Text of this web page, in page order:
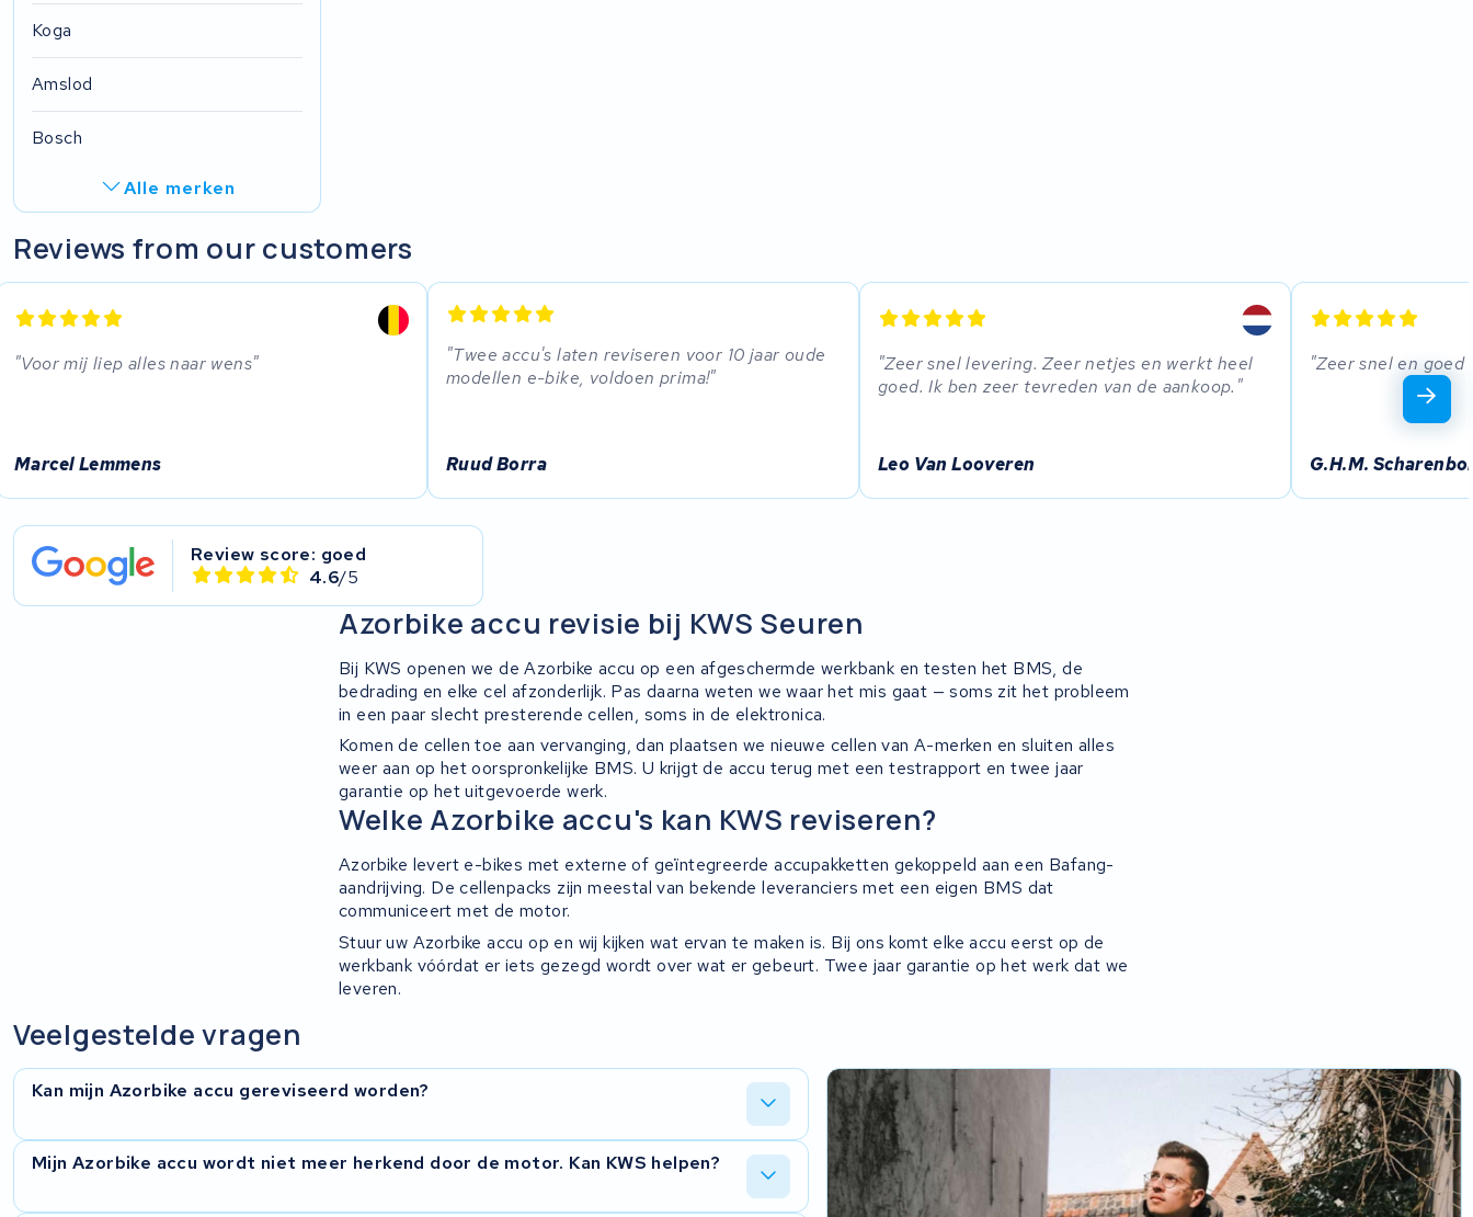
Koga
Amslod
Bosch
Alle merken
R.A.T. Holland
Ghost
Life&Mobility
Devron
Derby cycle
Schwinn
Tounis
Sundvall
Reviews from our customers
Voor mij liep alles naar wens
Marcel Lemmens
Twee accu's laten reviseren voor 10 jaar oude
modellen e-bike, voldoen prima!
Ruud Borra
Zeer snel levering. Zeer netjes en werkt heel
goed. Ik ben zeer tevreden van de aankoop.
Leo Van Looveren
Zeer snel en goed
G.H.M.
Review score: goed
4.6/5
Azorbike accu revisie bij KWS Seuren
Bij KWS openen we de Azorbike accu op een afgeschermde werkbank en testen het BMS, de
bedrading en elke cel afzonderlijk. Pas daarna weten we waar het mis gaat — soms zit het probleem
in een paar slecht presterende cellen, soms in de elektronica.
Komen de cellen toe aan vervanging, dan plaatsen we nieuwe cellen van A-merken en sluiten alles
weer aan op het oorspronkelijke BMS. U krijgt de accu terug met een testrapport en twee jaar
garantie op het uitgevoerde werk.
Welke Azorbike accu's kan KWS reviseren?
Azorbike levert e-bikes met externe of geïntegreerde accupakketten gekoppeld aan een Bafang-
aandrijving. De cellenpacks zijn meestal van bekende leveranciers met een eigen BMS dat
communiceert met de motor.
Stuur uw Azorbike accu op en wij kijken wat ervan te maken is. Bij ons komt elke accu eerst op de
werkbank vóórdat er iets gezegd wordt over wat er gebeurt. Twee jaar garantie op het werk dat we
leveren.
Veelgestelde vragen
Kan mijn Azorbike accu gereviseerd worden?
In de meeste gevallen wel. We onderzoeken eerst wat er aan de hand is, vervangen waar nodig de
Mijn Azorbike accu wordt niet meer herkend door de motor. Kan KWS helpen?